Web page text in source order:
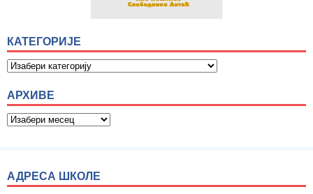
КАТЕГОРИЈЕ
АРХИВЕ
АДРЕСА ШКОЛЕ